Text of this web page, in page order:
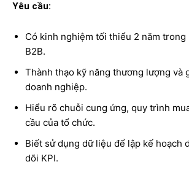
Yêu cầu:
Có kinh nghiệm tối thiểu 2 năm trong
B2B.
Thành thạo kỹ năng thương lượng và
doanh nghiệp.
Hiểu rõ chuỗi cung ứng, quy trình
cầu của tổ chức.
Biết sử dụng dữ liệu để lập kế hoạch
dõi KPI.